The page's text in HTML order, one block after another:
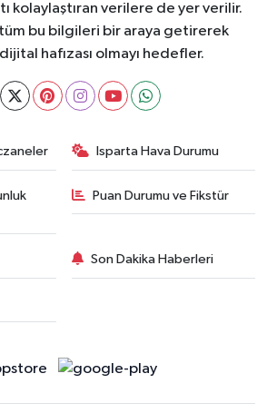
kolaylaştıran verilere de yer verilir.
bu bilgileri bir araya getirerek
hafızası olmayı hedefler.
Isparta Hava Durumu
Puan Durumu ve Fikstür
Son Dakika Haberleri